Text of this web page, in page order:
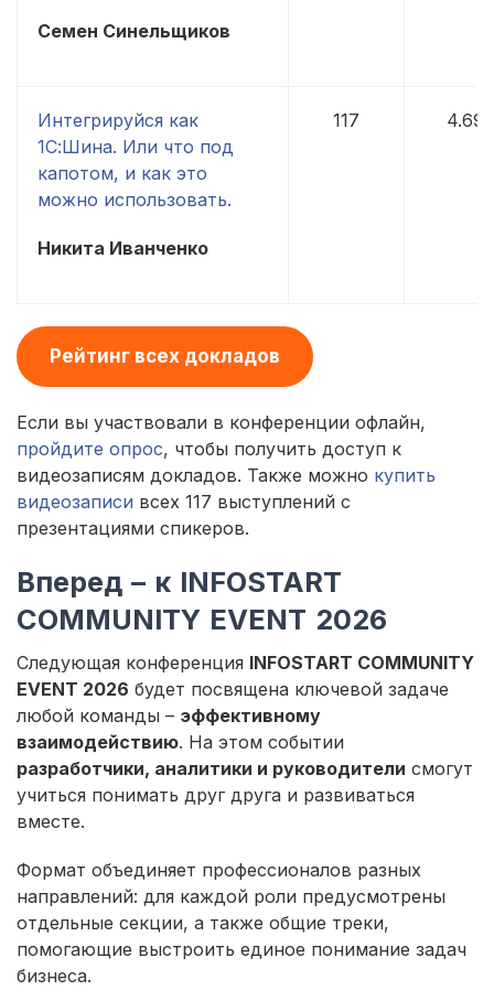
Семен Синельщиков
Интегрируйся как
1С:Шина. Или что под
капотом, и как это
можно использовать.
Никита Иванченко
117 4.69
Рейтинг всех докладов
Если вы участвовали в конференции офлайн,
пройдите опрос, чтобы получить доступ к
видеозаписям докладов. Также можно купить
видеозаписи всех 117 выступлений с
презентациями спикеров.
Вперед – к INFOSTART
COMMUNITY EVENT 2026
Следующая конференция INFOSTART COMMUNITY
EVENT 2026 будет посвящена ключевой задаче
любой команды – эффективному
взаимодействию. На этом событии
разработчики, аналитики и руководители смогут
учиться понимать друг друга и развиваться
вместе.
Формат объединяет профессионалов разных
направлений: для каждой роли предусмотрены
отдельные секции, а также общие треки,
помогающие выстроить единое понимание задач
бизнеса.